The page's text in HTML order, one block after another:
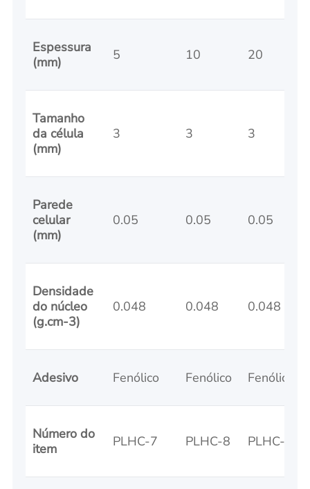
Espessura
(mm)
5 10 20
Tamanho
da célula
(mm)
3 3 3
Parede
celular
(mm)
0.05 0.05 0.05
Densidade
do núcleo
(g.cm-3)
0.048 0.048 0.048
Adesivo Fenólico Fenólico Fenólico
Número do
item
PLHC-7 PLHC-8 PLHC-9